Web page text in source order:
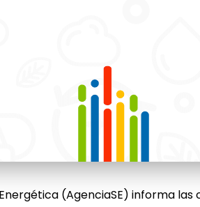
(AgenciaSE) informa